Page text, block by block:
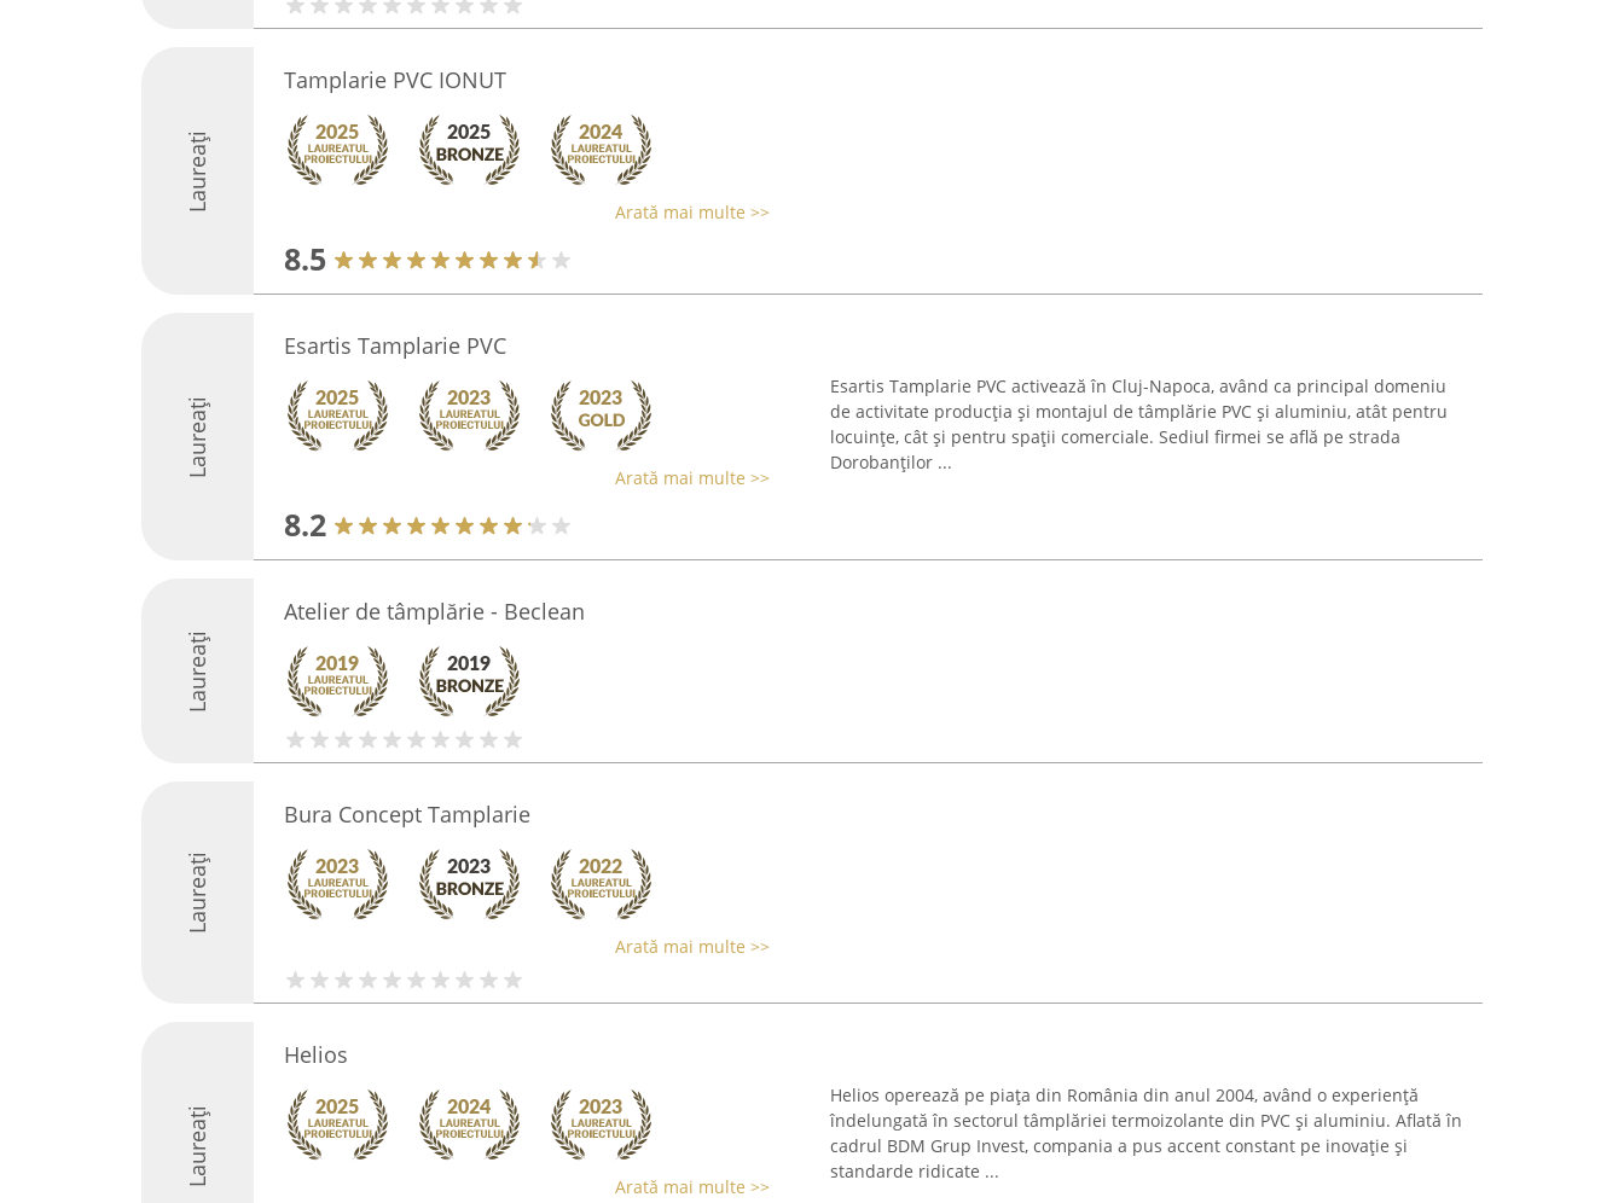
Laureați
Tamplarie PVC IONUT
Arată mai multe >>
8.5
Laureați
Esartis Tamplarie PVC
Arată mai multe >>
8.2
Esartis Tamplarie PVC activează în Cluj-Napoca, având ca principal domeniu
de activitate producția și montajul de tâmplărie PVC și aluminiu, atât pentru
locuințe, cât și pentru spații comerciale. Sediul firmei se află pe strada
Dorobanților ...
Laureați
Atelier de tâmplărie - Beclean
Laureați
Bura Concept Tamplarie
Arată mai multe >>
Laureați
Helios
Arată mai multe >>
Helios operează pe piața din România din anul 2004, având o experiență
îndelungată în sectorul tâmplăriei termoizolante din PVC și aluminiu. Aflată în
cadrul BDM Grup Invest, compania a pus accent constant pe inovație și
standarde ridicate ...